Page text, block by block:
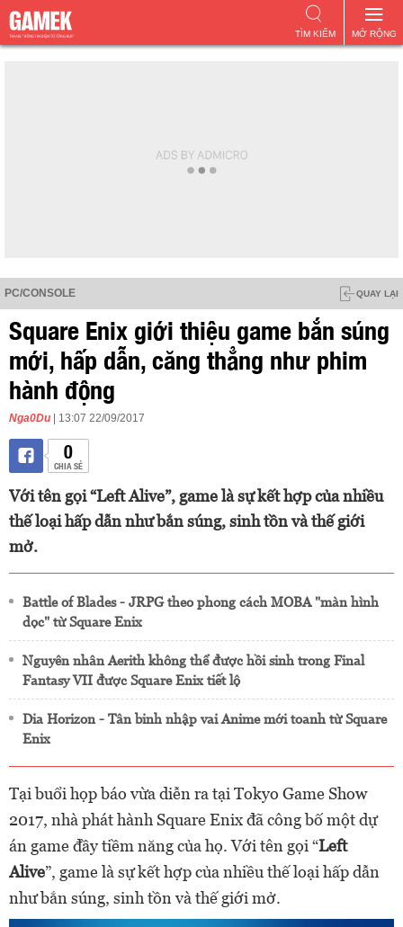
MỞ RỘNG
TÌM KIẾM
PC/CONSOLE QUAY LẠI
Square Enix giới thiệu game bắn súng
mới, hấp dẫn, căng thẳng như phim
hành động
Nga0Du | 13:07 22/09/2017
0
CHIA SẺ
Với tên gọi “Left Alive”, game là sự kết hợp của nhiều
thế loại hấp dẫn như bắn súng, sinh tồn và thế giới
mở.
Battle of Blades - JRPG theo phong cách MOBA "màn hình
dọc" từ Square Enix
Nguyên nhân Aerith không thể được hồi sinh trong Final
Fantasy VII được Square Enix tiết lộ
Dia Horizon - Tân binh nhập vai Anime mới toanh từ Square
Enix
Tại buổi họp báo vừa diễn ra tại Tokyo Game Show
2017, nhà phát hành Square Enix đã công bố một dự
án game đầy tiềm năng của họ. Với tên gọi “Left
Alive”, game là sự kết hợp của nhiều thế loại hấp dẫn
như bắn súng, sinh tồn và thế giới mở.